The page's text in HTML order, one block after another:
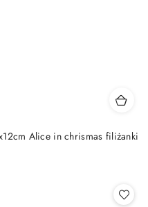
Alice in chrismas filiżanki